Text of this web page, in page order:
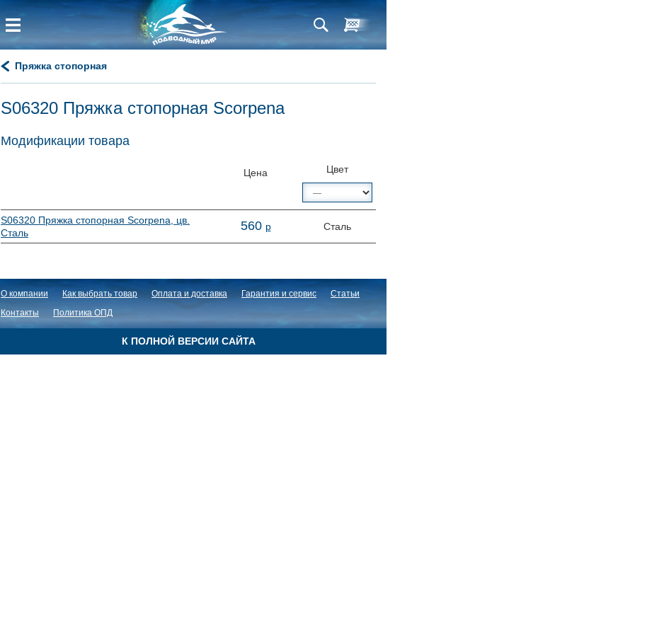
Пряжка стопорная
S06320 Пряжка стопорная Scorpena
Модификации товара
Цена Цвет
S06320 Пряжка стопорная Scorpena, цв.
Сталь
560 р Сталь
О компании Как выбрать товар Оплата и доставка Гарантия и сервис
Статьи
Контакты
Политика ОПД
К ПОЛНОЙ ВЕРСИИ САЙТА